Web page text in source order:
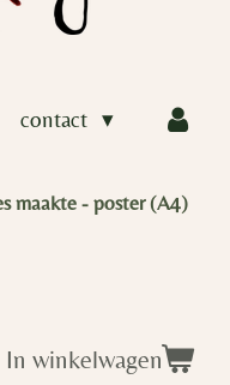
contact
maakte - poster (A4)
In winkelwagen